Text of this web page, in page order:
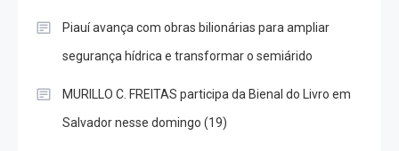
Piauí avança com obras bilionárias para ampliar
segurança hídrica e transformar o semiárido
MURILLO C. FREITAS participa da Bienal do Livro em
Salvador nesse domingo (19)